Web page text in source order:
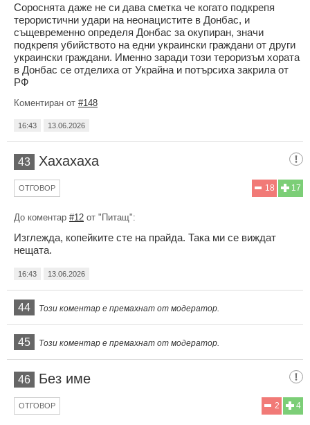
Copоcнята даже не си дава сметка че когато подкрепя
терористични удари на неонацистите в Донбас, и
същевременно определя Донбас за окупиран, значи
подкрепя убийството на едни украински граждани от други
украински граждани. Именно заради този тероризъм хората
в Донбас се отделиха от Украйна и потърсиха закрила от
РФ
Коментиран от #148
16:43 13.06.2026
43 Хахахаха
17
18
ОТГОВОР
До коментар #12 от "Питащ":
Изглежда, копейките сте на прайда. Така ми се виждат
нещата.
16:43 13.06.2026
44 Този коментар е премахнат от модератор.
45 Този коментар е премахнат от модератор.
46 Без име
4
2
ОТГОВОР